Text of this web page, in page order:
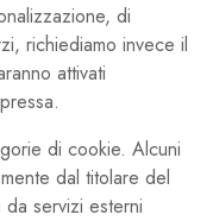
di
richiediamo invece il
attivati
di cookie. Alcuni
dal titolare del
servizi esterni